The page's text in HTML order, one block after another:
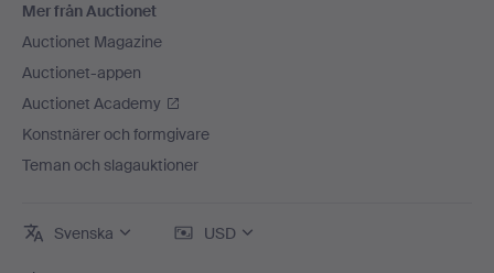
Mer från Auctionet
Auctionet Magazine
Auctionet-appen
Auctionet Academy
Konstnärer och formgivare
Teman och slagauktioner
Svenska USD